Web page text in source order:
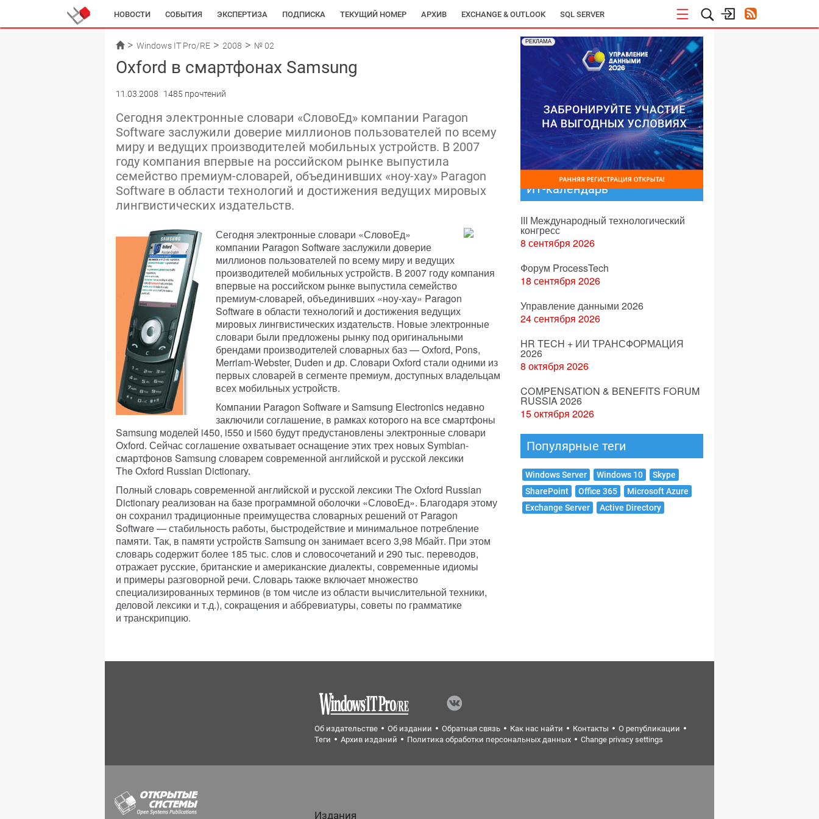
НОВОСТИ СОБЫТИЯ ЭКСПЕРТИЗА ПОДПИСКА ТЕКУЩИЙ НОМЕР АРХИВ EXCHANGE & OUTLOOK SQL SERVER
Windows IT Pro/RE 2008 № 02
Oxford в смартфонах Samsung
11.03.2008 1485 прочтений
Сегодня электронные словари «СловоЕд» компании Paragon
Software заслужили доверие миллионов пользователей по всему
миру и ведущих производителей мобильных устройств. В 2007
году компания впервые на российском рынке выпустила
семейство премиум-словарей, объединивших «ноу-хау» Paragon
Software в области технологий и достижения ведущих мировых
лингвистических издательств.
Сегодня электронные словари «СловоЕд»
компании Paragon Software заслужили доверие
миллионов пользователей по всему миру и ведущих
производителей мобильных устройств. В 2007 году компания
впервые на российском рынке выпустила семейство
премиум-словарей, объединивших «ноу-хау» Paragon
Software в области технологий и достижения ведущих
мировых лингвистических издательств. Новые электронные
словари были предложены рынку под оригинальными
брендами производителей словарных баз — Oxford, Pons,
Merriam-Webster, Duden и др. Словари Oxford стали одними из
первых словарей в сегменте премиум, доступных владельцам
всех мобильных устройств.
Компании Paragon Software и Samsung Electronics недавно
заключили соглашение, в рамках которого на все смартфоны
Samsung моделей i450, i550 и i560 будут предустановлены электронные словари
Oxford. Сейчас соглашение охватывает оснащение этих трех новых Symbian-
смартфонов Samsung словарем современной английской и русской лексики
The Oxford Russian Dictionary.
Полный словарь современной английской и русской лексики The Oxford Russian
Dictionary реализован на базе программной оболочки «СловоЕд». Благодаря этому
он сохранил традиционные преимущества словарных решений от Paragon
Software — стабильность работы, быстродействие и минимальное потребление
памяти. Так, в памяти устройств Samsung он занимает всего 3,98 Мбайт. При этом
словарь содержит более 185 тыс. слов и словосочетаний и 290 тыс. переводов,
отражает русские, британские и американские диалекты, современные идиомы
и примеры разговорной речи. Словарь также включает множество
специализированных терминов (в том числе из области вычислительной техники,
деловой лексики и т.д.), сокращения и аббревиатуры, советы по грамматике
и транскрипцию.
РЕКЛАМА
ИТ-календарь
III Международный технологический
конгресс
8 сентября 2026
Форум ProcessTech
18 сентября 2026
Управление данными 2026
24 сентября 2026
HR TECH + ИИ ТРАНСФОРМАЦИЯ
2026
8 октября 2026
COMPENSATION & BENEFITS FORUM
RUSSIA 2026
15 октября 2026
Популярные теги
Windows Server Windows 10
Skype
SharePoint
Office 365
Microsoft Azure
Exchange Server
Active Directory
Об издательстве Об издании Обратная связь Как нас найти Контакты
О републикации
Теги
Архив изданий Политика обработки персональных данных Change privacy settings
Издания